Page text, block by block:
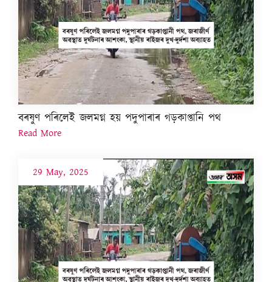
বৰষুণ পৰিলেই জলমগ্ন হয় পদুপাৰাৰ গড়কাপ্তানি পথ
Read More
29 May, 2025